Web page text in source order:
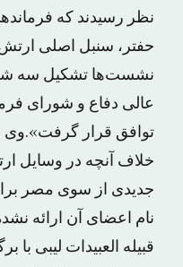
نظر رسیدند که
حفتر، سنبل اصلی
نشست‌ها تشکیل سه
عالی دفاع و شورای
توافق قرار گرفت».وی
خلاف آنچه در وسایل
جدیدی از سوی مصر
نام اعضای آن ارائه
قبیله العبیدات لیبی با